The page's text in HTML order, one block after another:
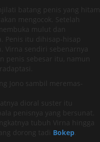
batang penis yang hitam
mengocok. Setelah
mulut dan
Penis itu dihisap-hisap
Virna sendiri sebenarnya
penis sebesar itu, namun
Jono sambil meremas-
dioral suster itu
penisnya yang bersunat.
tubuh Virna hingga
dorong tadi Bokep